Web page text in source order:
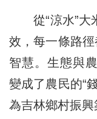
從“涼水”大
效，每一條路
智慧。生態與
變成了農民的“
為吉林鄉村振興